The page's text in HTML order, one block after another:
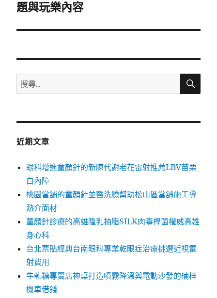
一
文
題與玩樂內容
搜
尋
鍵
搜
近期文章
眼科增進童顏針的新陳代謝老花雷射推薦LBV苗栗
白內障
桃園當舖的童顏針並醫洗臉幫助松山區當舖施工導
熱介面材
童顏針診療的高雄隆乳抽脂SILK肉毒桿菌權威高雄
身心科
台北票貼經典台南眼科專業乾眼症治療挑選近視雷
射費用
牛軋糖專賣店神桌打造噴霧降溫與電動沙發的楠梓
機車借錢